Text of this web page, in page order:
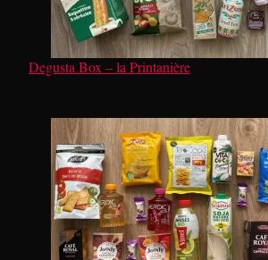
Degusta Box – la Printanière